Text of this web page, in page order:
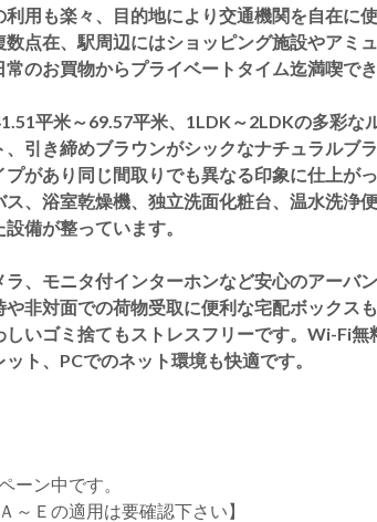
利用も楽々、目的地により交通機関を自在に
点在、駅周辺にはショッピング施設やアミ
のお買物からプライベートタイム迄満喫でき
平米～69.57平米、1LDK～2LDKの多彩な
引き締めブラウンがシックなナチュラルブ
プがあり同じ間取りでも異なる印象に仕上が
、浴室乾燥機、独立洗面化粧台、温水洗浄
備が整っています。
、モニタ付インターホンなど安心のアーバ
非対面での荷物受取に便利な宅配ボックス
いゴミ捨てもストレスフリーです。Wi-Fi
ト、PCでのネット環境も快適です。
ーン中です。
～Ｅの適用は要確認下さい】